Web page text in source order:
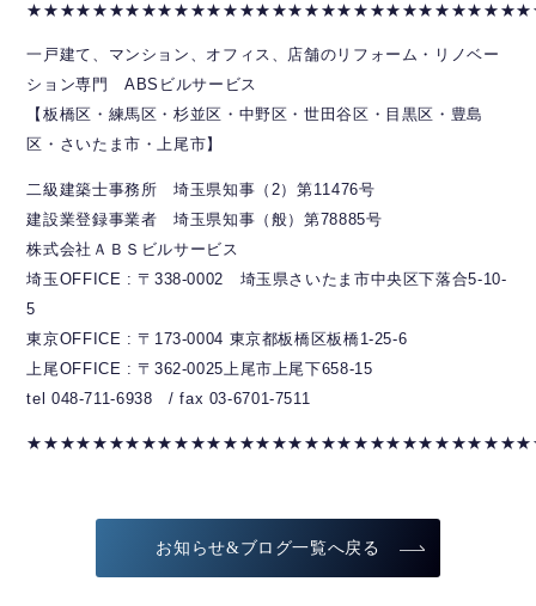
一戸建て、マンション、オフィス、店舗のリフォーム・リノベー
ション専門 ABSビルサービス
【板橋区・練馬区・杉並区・中野区・世田谷区・目黒区・豊島
区・さいたま市・上尾市】
二級建築士事務所 埼玉県知事（2）第11476号
建設業登録事業者 埼玉県知事（般）第78885号
株式会社ＡＢＳビルサービス
埼玉OFFICE : 〒338-0002 埼玉県さいたま市中央区下落合5-10-
5
東京OFFICE : 〒173-0004 東京都板橋区板橋1-25-6
上尾OFFICE : 〒362-0025上尾市上尾下658-15
tel 048-711-6938 / fax 03-6701-7511
お知らせ&ブログ一覧へ戻る